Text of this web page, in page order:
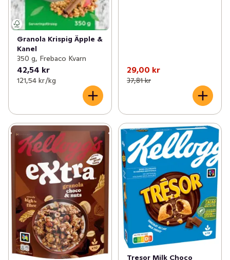
Granola Krispig Äpple &
Kanel
350 g, Frebaco Kvarn
42,54 kr
121,54 kr /kg
29,00 kr
37,81 kr
Tresor Milk Choco